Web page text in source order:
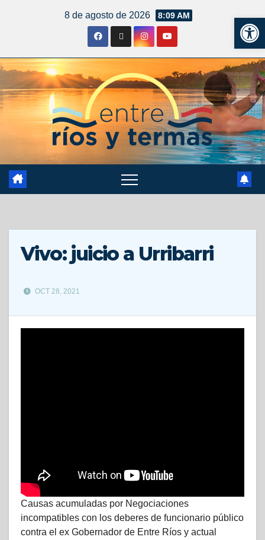
8 de agosto de 2026 8:09 AM
Vivo: juicio a Urribarri
OCT 28, 2021
Causas acumuladas por Negociaciones
incompatibles con los deberes de funcionario público
contra el ex Gobernador de Entre Ríos y actual